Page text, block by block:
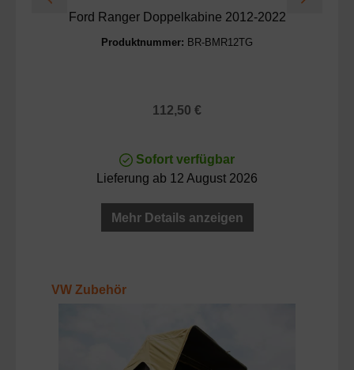
Ford Ranger Doppelkabine 2012-2022
Produktnummer: BR-BMR12TG
Regulärer Preis:
112,50 €
Sofort verfügbar
Lieferung ab 12 August 2026
Mehr Details anzeigen
Produktgalerie überspringen
VW Zubehör